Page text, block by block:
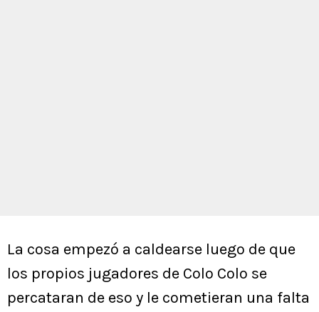
La cosa empezó a caldearse luego de que
los propios jugadores de Colo Colo se
percataran de eso y le cometieran una falta